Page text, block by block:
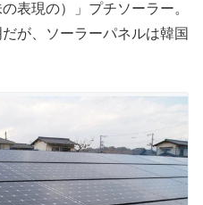
表現の）」プチソーラー。
が、ソーラーパネルは韓国